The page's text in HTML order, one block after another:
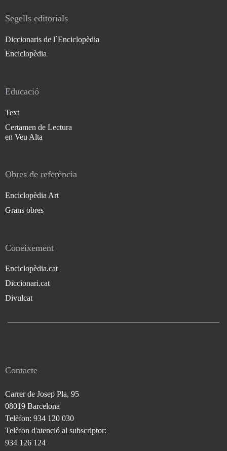
Segells editorials
Diccionaris de l`Enciclopèdia
Enciclopèdia
Educació
Text
Certamen de Lectura
en Veu Alta
Obres de referència
Enciclopèdia Art
Grans obres
Coneixement
Enciclopèdia.cat
Diccionari.cat
Divulcat
Contacte
Carrer de Josep Pla, 95
08019 Barcelona
Telèfon: 934 120 030
Telèfon d'atenció al subscriptor:
934 126 124